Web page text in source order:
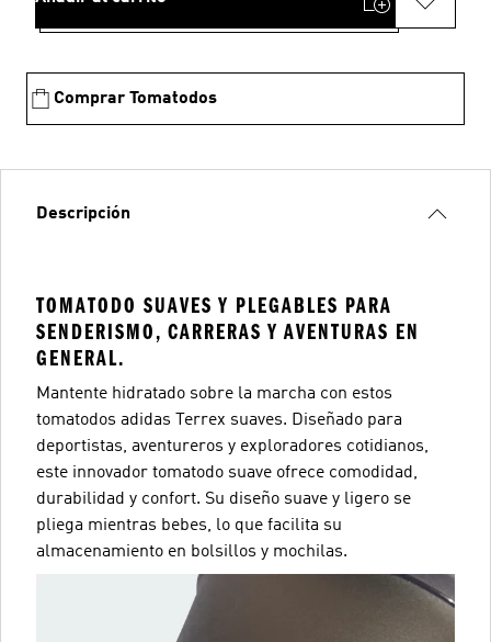
Comprar Tomatodos
Descripción
TOMATODO SUAVES Y PLEGABLES PARA
SENDERISMO, CARRERAS Y AVENTURAS EN
GENERAL.
Mantente hidratado sobre la marcha con estos
tomatodos adidas Terrex suaves. Diseñado para
deportistas, aventureros y exploradores cotidianos,
este innovador tomatodo suave ofrece comodidad,
durabilidad y confort. Su diseño suave y ligero se
pliega mientras bebes, lo que facilita su
almacenamiento en bolsillos y mochilas.